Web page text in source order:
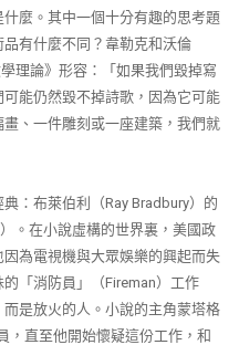
麼。其中一個十分有趣的思考題
有什麼不同？韋勒克和沃倫
理論》形容：「如果我們毀掉寫
能仍然毀不掉詩歌，因為它可能
、一件雕刻或一座建築，我們就
：布萊伯利（Ray Bradbury）的
）。在小說虛構的世界裏，美國政
為電視機與大眾娛樂的興起而失
「消防員」（Fireman）工作
是放火的人。小說的主角蒙塔格
，直至他開始懷疑這份工作，和